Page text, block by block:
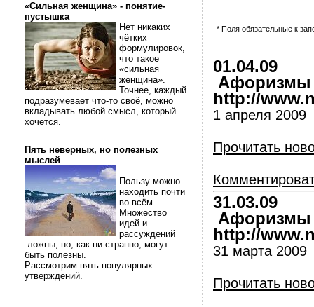
«Сильная женщина» - понятие-
пустышка
Нет никаких
чётких
формулировок,
что такое
«сильная
женщина».
Точнее, каждый
подразумевает что-то своё, можно
вкладывать любой смысл, который
хочется.
Пять неверных, но полезных
мыслей
Пользу можно
находить почти
во всём.
Множество
идей и
рассуждений
ложны, но, как ни странно, могут
быть полезны.
Рассмотрим пять популярных
утверждений.
* Поля обязательные к
01.04.09
Афоризмы
http://
1 апреля 2009
Прочитать
31.03.09
Афоризмы
http://
31 марта 2009
Прочитать